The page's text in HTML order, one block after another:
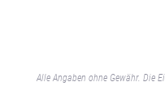
Alle Angaben ohne Gewähr. Die